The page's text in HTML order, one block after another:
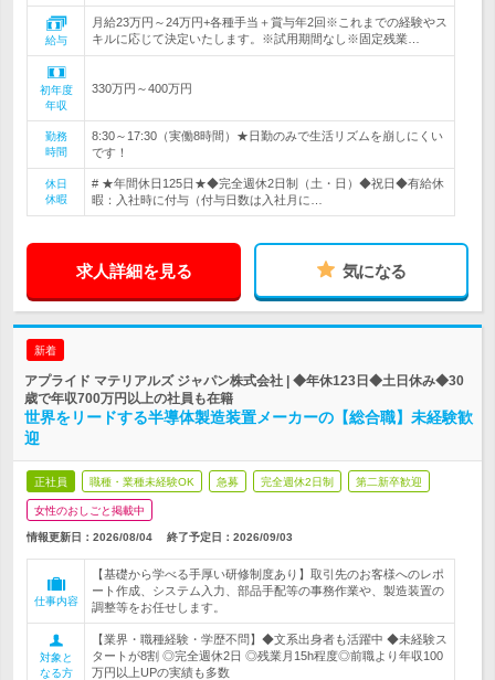
給与
月給23万円～24万円+各種手当＋賞与年2回※これまでの経験やス
キルに応じて決定いたします。※試用期間なし※固定残業…
初年度
年収
330万円～400万円
勤務
時間
8:30～17:30（実働8時間）★日勤のみで生活リズムを崩しにくい
です！
休日
休暇
# ★年間休日125日★◆完全週休2日制（土・日）◆祝日◆有給休
暇：入社時に付与（付与日数は入社月に…
求人詳細を見る 気になる
新着
アプライド マテリアルズ ジャパン株式会社 | ◆年休123日◆土日休み◆30
歳で年収700万円以上の社員も在籍
世界をリードする半導体製造装置メーカーの【総合職】未経験歓
迎
正社員 職種・業種未経験OK 急募 完全週休2日制 第二新卒歓迎
女性のおしごと掲載中
情報更新日：2026/08/04 終了予定日： 2026/09/03
仕事内容
【基礎から学べる手厚い研修制度あり】取引先のお客様へのレポ
ート作成、システム入力、部品手配等の事務作業や、製造装置の
調整等をお任せします。
対象と
なる方
【業界・職種経験・学歴不問】◆文系出身者も活躍中 ◆未経験ス
タートが8割 ◎完全週休2日 ◎残業月15h程度◎前職より年収100
万円以上UPの実績も多数